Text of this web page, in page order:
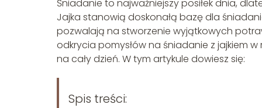
Śniadanie to najważniejszy posiłek dnia,
Jajka stanowią doskonałą bazę dla
pozwalają na stworzenie wyjątkowych
odkrycia pomysłów na śniadanie z jajkiem
na cały dzień. W tym artykule dowiesz się:
Spis treści: